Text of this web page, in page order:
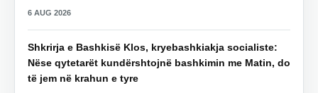
6 AUG 2026
Shkrirja e Bashkisë Klos, kryebashkiakja socialiste:
Nëse qytetarët kundërshtojnë bashkimin me Matin, do
të jem në krahun e tyre